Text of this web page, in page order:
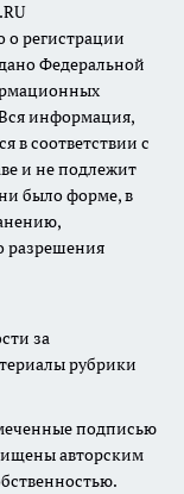
регистрации
Федеральной
информация,
в соответствии с
и не подлежит
было форме, в
разрешения
за
рубрики
подписью
авторским